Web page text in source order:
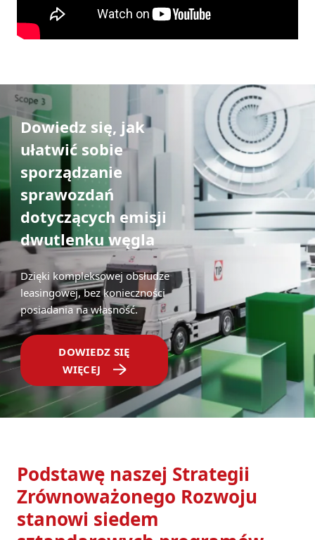
Dowiedz się, jak
ułatwić sobie
sporządzanie
sprawozdań
dotyczących emisji
dwutlenku węgla
Dzięki kompleksowej obsłudze
leasingowej, bez konieczności
posiadania na własność.
DOWIEDZ SIĘ
WIĘCEJ
Podstawę naszej Strategii
Zrównoważonego Rozwoju
stanowi siedem